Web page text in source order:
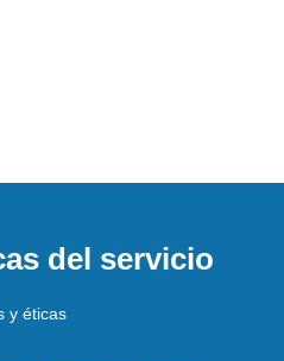
del servicio
y éticas